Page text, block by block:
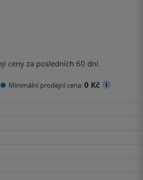
ceny za posledních 60 dní.
Minimální prodejní cena:0 Kč